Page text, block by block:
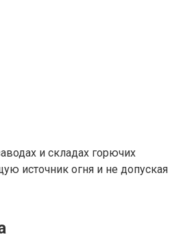
и складах горючих
источник огня и не допуская